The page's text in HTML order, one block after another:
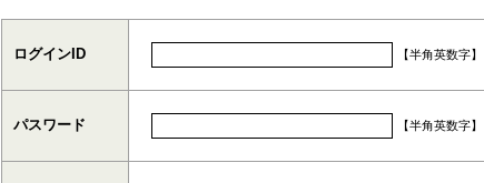
ログインID 【半角英数字】
パスワード 【半角英数字】